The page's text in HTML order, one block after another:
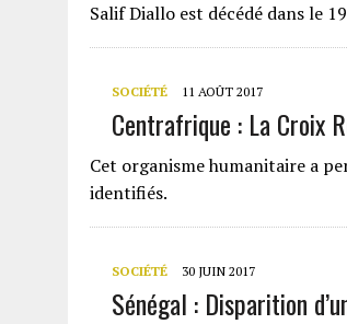
Salif Diallo est décédé dans le
SOCIÉTÉ 11 AOÛT 2017
Centrafrique : La Croix
Cet organisme humanitaire a
identifiés.
SOCIÉTÉ 30 JUIN 2017
Sénégal : Disparition